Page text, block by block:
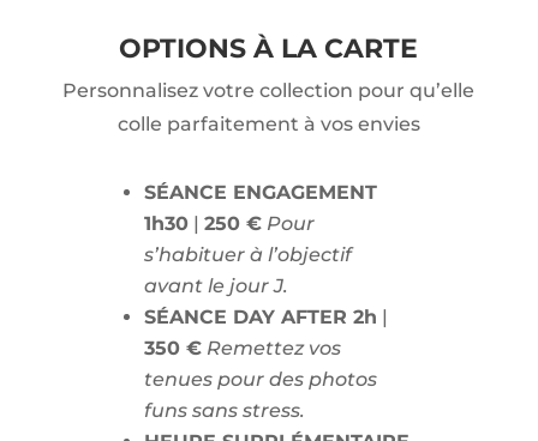
OPTIONS À LA CARTE
Personnalisez votre collection pour qu’elle
colle parfaitement à vos envies
SÉANCE ENGAGEMENT
1h30| 250 € Pour
s’habituer à l’objectif
avant le jour J.
SÉANCE DAY AFTER 2h
350 € Remettez vos
tenues pour des photos
funs sans stress.